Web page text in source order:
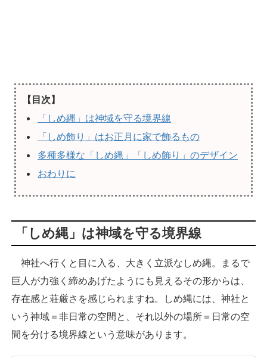
【目次】
「しめ縄」は神域を守る境界線
「しめ飾り」はお正月に家で飾るもの
多種多様な「しめ縄」「しめ飾り」のデザイン
おわりに
「しめ縄」は神域を守る境界線
神社へ行くと目に入る、大きく立派なしめ縄。まるで
巨人が力強く締めあげたようにも見えるその形からは、
存在感と荘厳さを感じられますね。しめ縄には、神社と
いう神域＝非日常の空間と、それ以外の場所＝日常の空
間を分ける境界線という意味があります。